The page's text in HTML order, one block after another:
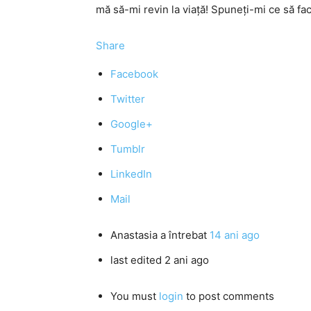
mă să-mi revin la viaţă! Spuneţi-mi ce să
Share
Facebook
Twitter
Google+
Tumblr
LinkedIn
Mail
Anastasia a întrebat 14 ani ago
last edited 2 ani ago
You must login to post comments